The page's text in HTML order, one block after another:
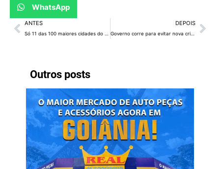
Outros posts
WhatsApp
ANTES DEPOIS
Governo corre para evitar nova crise com alta de combustíveis